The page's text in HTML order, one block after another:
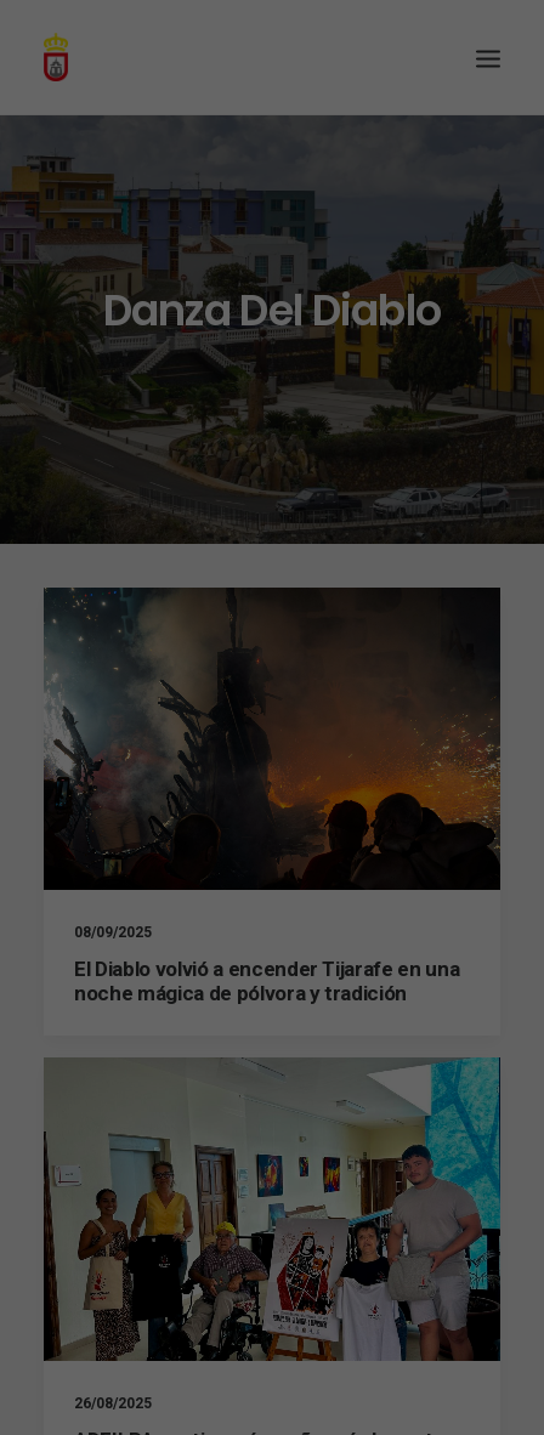
Danza Del Diablo
08/09/2025
El Diablo volvió a encender Tijarafe en una
noche mágica de pólvora y tradición
26/08/2025